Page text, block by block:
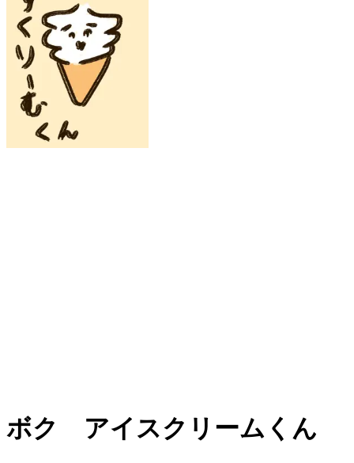
ボク アイスクリームくん